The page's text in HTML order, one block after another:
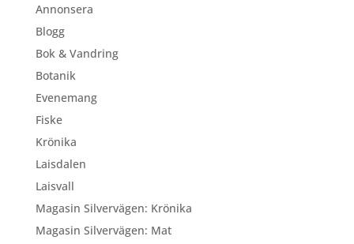
Annonsera
Blogg
Bok & Vandring
Botanik
Evenemang
Fiske
Krönika
Laisdalen
Laisvall
Magasin Silvervägen: Krönika
Magasin Silvervägen: Mat